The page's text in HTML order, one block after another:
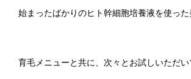
始まったばかりのヒト幹細胞培養液を使った
育毛メニューと共に、次々とお試しいただ